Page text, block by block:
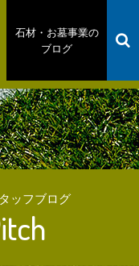
石材・お墓事業の
ブログ
ッフブログ